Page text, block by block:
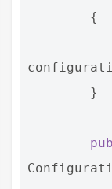
{
}